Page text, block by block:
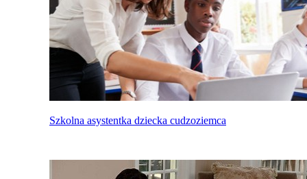
Szkolna asystentka dziecka cudzoziemca